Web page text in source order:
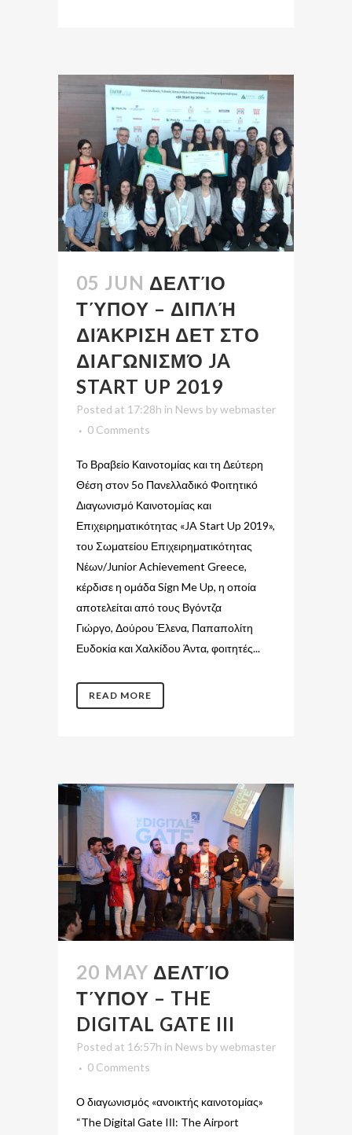
05 JUN ΔΕΛΤΊΟ
ΤΎΠΟΥ – ΔΙΠΛΉ
ΔΙΆΚΡΙΣΗ ΔΕΤ ΣΤΟ
ΔΙΑΓΩΝΙΣΜΌ JA
START UP 2019
Posted at 17:28h in News bywebmaster
0 Comments
Το Βραβείο Καινοτομίας και τη Δεύτερη
Θέση στον 5ο Πανελλαδικό Φοιτητικό
Διαγωνισμό Καινοτομίας και
Επιχειρηματικότητας «JA Start Up 2019»,
του Σωματείου Επιχειρηματικότητας
Νέων/Junior Achievement Greece,
κέρδισε η ομάδα Sign Me Up, η οποία
αποτελείται από τους Βγόντζα
Γιώργο, Δούρου Έλενα, Παπαπολίτη
Ευδοκία και Χαλκίδου Άντα, φοιτητές...
READ MORE
20 MAY ΔΕΛΤΊΟ
ΤΎΠΟΥ – THE
DIGITAL GATE III
Posted at 16:57h in News bywebmaster
0 Comments
Ο διαγωνισμός «ανοικτής καινοτομίας»
“The Digital Gate IΙΙ: The Airport